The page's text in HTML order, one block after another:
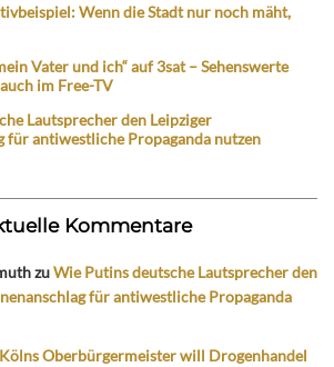
Wenn die Stadt nur noch mäht,
Vater und ich“ auf 3sat – Sehenswerte
im Free-TV
Lautsprecher den Leipziger
für antiwestliche Propaganda nutzen
Kommentare
zuWie Putins deutsche Lautsprecher den
für antiwestliche Propaganda
Kölns Oberbürgermeister will Drogenhandel